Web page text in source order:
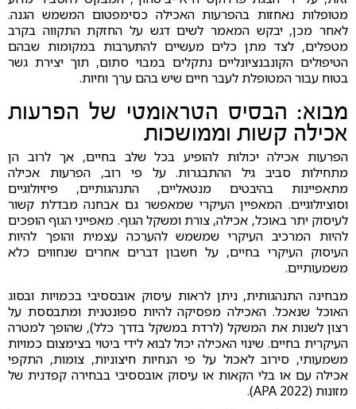
מטופלות נאחזות בהפרעות האכילה כסימפטום המשמש הגנה.
לאחר מכן, יבקש המאמר לשים דגש על החזקת התקווה בקרב
מטפלים, לצד מתן כלים מעשיים להתערבות במקומות שבהם
הטיפולים הקונבנציונליים נתקלים במבוי סתום, תוך יצירת גשר
בטוח עבור המטופלת לעבר חיים שיש בהם ערך וחיות.
מבוא: הבסיס הטראומטי של הפרעות
אכילה קשות וממושכות
הפרעות אכילה יכולות להופיע בכל שלב בחיים, אך לרוב הן
מתחילות סביב גיל ההתבגרות. על פי רוב, הפרעות אכילה
מתאפיינות בהיבטים מנטאליים, התנהגותיים, פיזיולוגיים
וסוציולוגיים. המאפיין העיקרי שמאפשר גם אבחנה מבדלת קשור
לעיסוק יתר באוכל, אכילה, צורת ומשקל הגוף. מאפייני הגוף הופכים
להיות המרכיב העיקרי שמשמש להערכה עצמית והופך להיות
העיסוק העיקרי בחיים, על חשבון דברים אחרים שנחווים כלא
משמעותיים.
מבחינה התנהגותית, ניתן לראות עיסוק אובססיבי בכמויות ובסוג
האוכל שנאכל. האכילה מפסיקה להיות ספונטנית ומתבססת על
רצון לשנות את המשקל (לרדת במשקל בדרך כלל), שהופך למטרה
העיקרית בחיים. שינוי האכילה יכול לבוא לידי ביטוי בצימצום כמויות
משמעותי, סירוב לאכול על פי הנחיות חיצוניות, צומות, התקפי
אכילה עם או בלי הקאות או עיסוק אובססיבי בבחירה קפדנית של
מזונות (APA 2022).